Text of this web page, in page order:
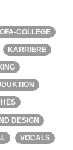
COLLEGE
KARRIERE
DESIGN
VOCALS